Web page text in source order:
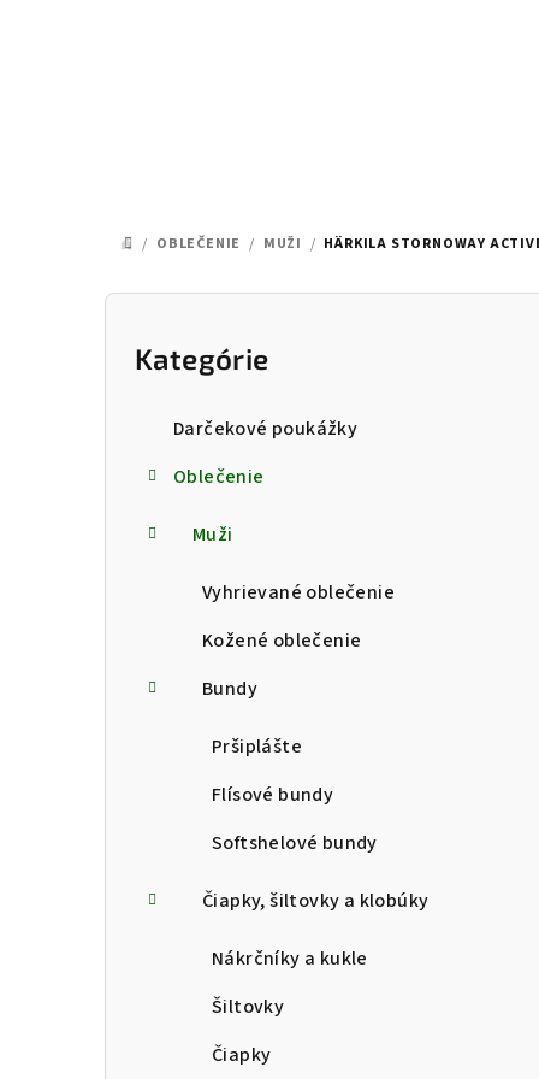
DOMOV
/ OBLEČENIE / MUŽI / HÄRKILA STORNOWAY
Preskočiť
kategórie
Kategórie
Darčekové poukážky
Oblečenie
Muži
Vyhrievané oblečenie
Kožené oblečenie
Bundy
Pršiplášte
Flísové bundy
Softshelové bundy
Čiapky, šiltovky a klobúky
Nákrčníky a kukle
Šiltovky
Čiapky